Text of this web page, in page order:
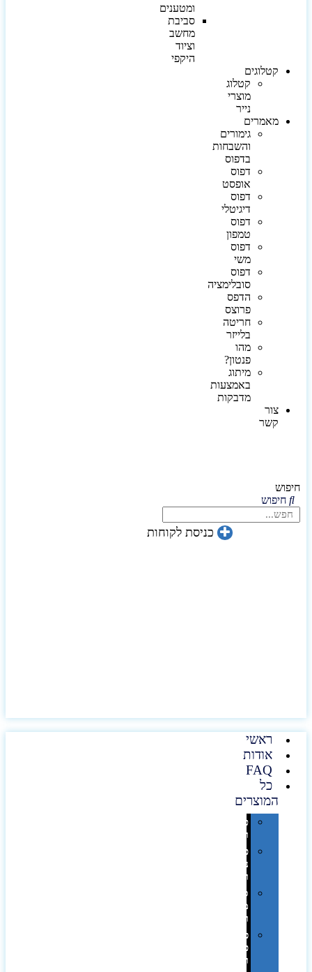
ומטענים
סביבת
מחשב
וציוד
היקפי
קטלוגים
קטלוג
מוצרי
נייר
מאמרים
גימורים
והשבחות
בדפוס
דפוס
אופסט
דפוס
דיגיטלי
דפוס
טמפון
דפוס
משי
דפוס
סובלימציה
הדפס
פרוצס
חריטה
בלייזר
מהו
פנטון?
מיתוג
באמצעות
מדבקות
צור
קשר
חיפוש
חיפוש
כניסת לקוחות
ראשי
אודות
FAQ
כל
המוצרים
טכנולוגיה
וגאדג'טים
פנאי,
נופש
ונסיעות
סביבת
משרד
ופרימיום
כלים,
פנסים
ורכב